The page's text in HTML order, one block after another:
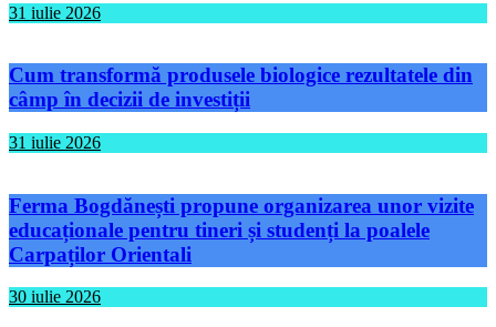
31 iulie 2026
Cum transformă produsele biologice rezultatele din
câmp în decizii de investiții
31 iulie 2026
Ferma Bogdănești propune organizarea unor vizite
educaționale pentru tineri și studenți la poalele
Carpaților Orientali
30 iulie 2026